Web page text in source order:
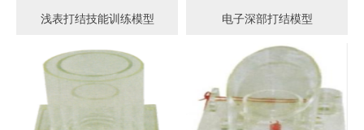
浅表打结技能训练模型 电子深部打结模型